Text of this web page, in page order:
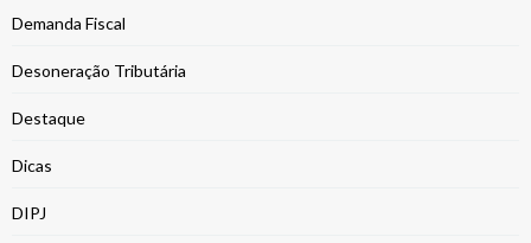
Demanda Fiscal
Desoneração Tributária
Destaque
Dicas
DIPJ